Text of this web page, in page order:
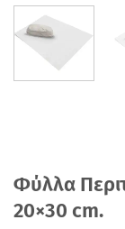
Φύλλα
20×30 cm.